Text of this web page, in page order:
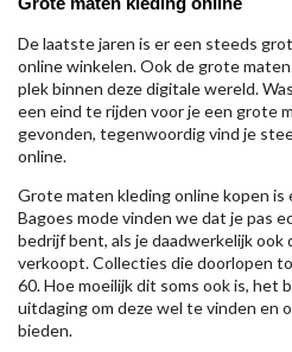
De laatste jaren is er een steeds
online winkelen. Ook de grote
plek binnen deze digitale wereld.
een eind te rijden voor je een grote
gevonden, tegenwoordig vind je
online.
Grote maten kleding online kopen is
Bagoes mode vinden we dat je pas
bedrijf bent, als je daadwerkelijk
verkoopt. Collecties die doorlopen
60. Hoe moeilijk dit soms ook is, het
uitdaging om deze wel te vinden en
bieden.